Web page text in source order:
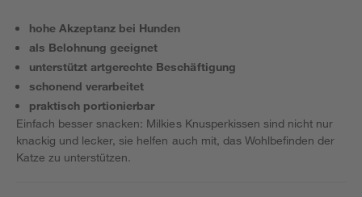
hohe Akzeptanz bei Hunden
als Belohnung geeignet
unterstützt artgerechte Beschäftigung
schonend verarbeitet
praktisch portionierbar
Einfach besser snacken: Milkies Knusperkissen sind nicht nur
knackig und lecker, sie helfen auch mit, das Wohlbefinden der
Katze zu unterstützen.